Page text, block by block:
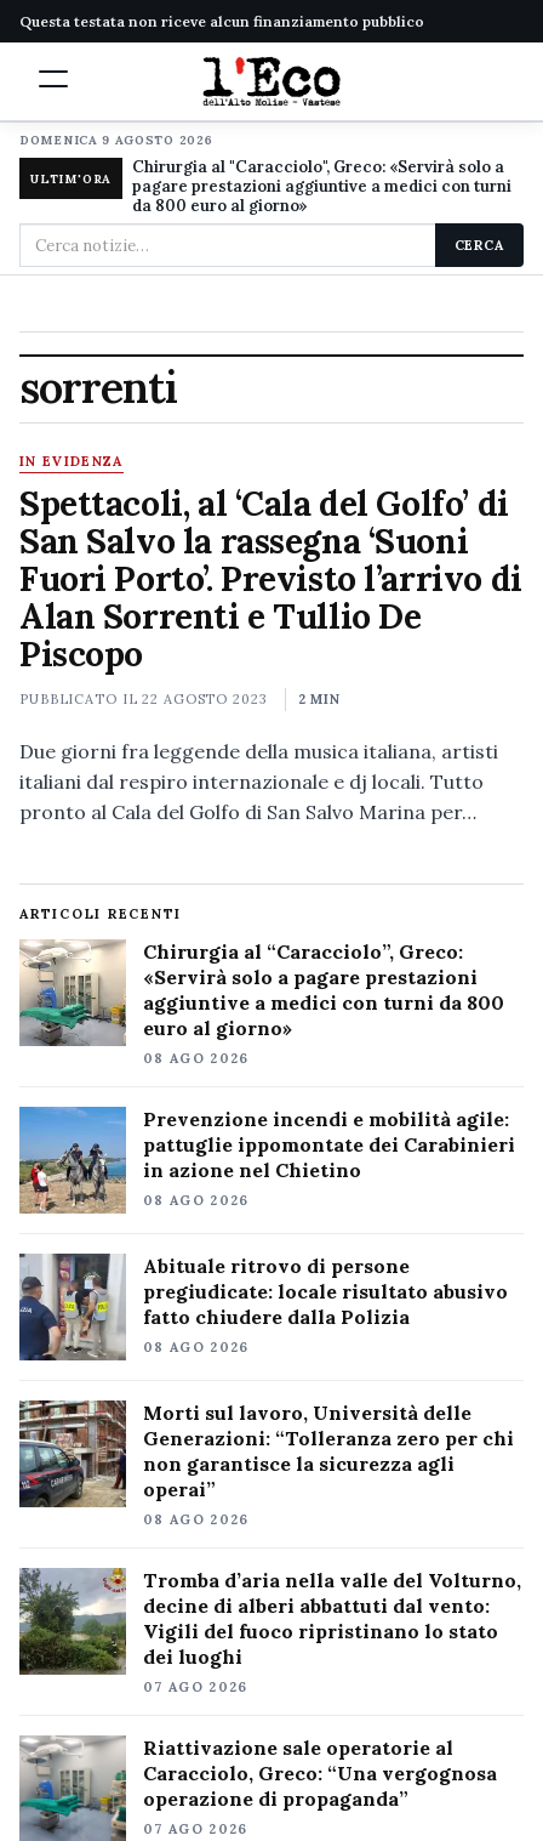
Questa testata non riceve alcun finanziamento pubblico
DOMENICA 9 AGOSTO 2026
ULTIM'ORA
Chirurgia al "Caracciolo", Greco: «Servirà solo a
pagare prestazioni aggiuntive a medici con turni
da 800 euro al giorno»
Cerca
nel
CERCA
sorrenti
IN EVIDENZA
Spettacoli, al ‘Cala del Golfo’ di
San Salvo la rassegna ‘Suoni
Fuori Porto’. Previsto l’arrivo di
Alan Sorrenti e Tullio De
Piscopo
PUBBLICATO IL22 AGOSTO 2023 2 MIN
Due giorni fra leggende della musica italiana, artisti
italiani dal respiro internazionale e dj locali. Tutto
pronto al Cala del Golfo di San Salvo Marina per…
ARTICOLI RECENTI
Chirurgia al “Caracciolo”, Greco:
«Servirà solo a pagare prestazioni
aggiuntive a medici con turni da 800
euro al giorno»
08 AGO 2026
Prevenzione incendi e mobilità agile:
pattuglie ippomontate dei Carabinieri
in azione nel Chietino
08 AGO 2026
Abituale ritrovo di persone
pregiudicate: locale risultato abusivo
fatto chiudere dalla Polizia
08 AGO 2026
Morti sul lavoro, Università delle
Generazioni: “Tolleranza zero per chi
non garantisce la sicurezza agli
operai”
08 AGO 2026
Tromba d’aria nella valle del Volturno,
decine di alberi abbattuti dal vento:
Vigili del fuoco ripristinano lo stato
dei luoghi
07 AGO 2026
Riattivazione sale operatorie al
Caracciolo, Greco: “Una vergognosa
operazione di propaganda”
07 AGO 2026